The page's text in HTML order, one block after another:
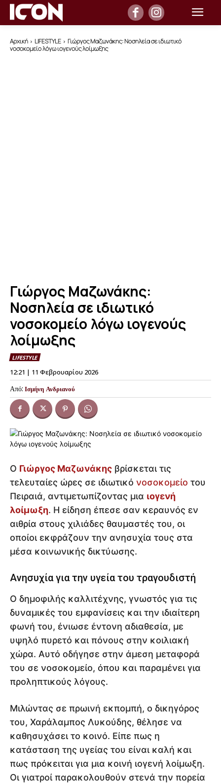
Αρχική LIFESTYLE
Γιώργος Μαζωνάκης: Νοσηλεία σε ιδιωτικό
νοσοκομείο λόγω ιογενούς λοίμωξης
Γιώργος Μαζωνάκης:
Νοσηλεία σε ιδιωτικό
νοσοκομείο λόγω ιογενούς
λοίμωξης
LIFESTYLE
12:21 | 11 Φεβρουαρίου 2026
Από: Ισμήνη Ανδριανού
Ο Γιώργος Μαζωνάκης βρίσκεται τις
τελευταίες ώρες σε ιδιωτικό νοσοκομείο του
Πειραιά, αντιμετωπίζοντας μια ιογενή
λοίμωξη. Η είδηση έπεσε σαν κεραυνός εν
αιθρία στους χιλιάδες θαυμαστές του, οι
οποίοι εκφράζουν την ανησυχία τους στα
μέσα κοινωνικής δικτύωσης.
Ανησυχία για την υγεία του τραγουδιστή
Ο δημοφιλής καλλιτέχνης, γνωστός για τις
δυναμικές του εμφανίσεις και την ιδιαίτερη
φωνή του, ένιωσε έντονη αδιαθεσία, με
υψηλό πυρετό και πόνους στην κοιλιακή
χώρα. Αυτό οδήγησε στην άμεση μεταφορά
του σε νοσοκομείο, όπου και παραμένει για
προληπτικούς λόγους.
Μιλώντας σε πρωινή εκπομπή, ο δικηγόρος
του, Χαράλαμπος Λυκούδης, θέλησε να
καθησυχάσει το κοινό. Είπε πως η
κατάσταση της υγείας του είναι καλή και
πως πρόκειται για μια κοινή ιογενή λοίμωξη.
Οι γιατροί παρακολουθούν στενά την πορεία